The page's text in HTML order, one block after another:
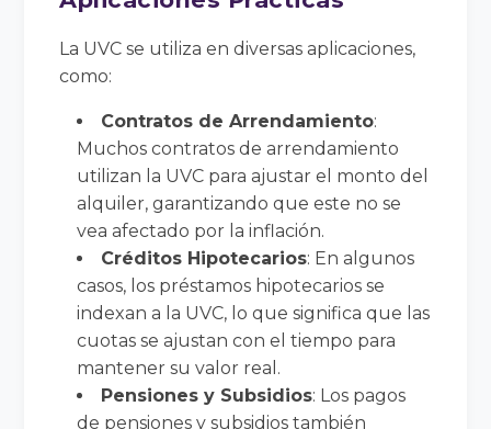
La UVC se utiliza en diversas aplicaciones,
como:
Contratos de Arrendamiento:
Muchos contratos de arrendamiento
utilizan la UVC para ajustar el monto del
alquiler, garantizando que este no se
vea afectado por la inflación.
Créditos Hipotecarios: En algunos
casos, los préstamos hipotecarios se
indexan a la UVC, lo que significa que las
cuotas se ajustan con el tiempo para
mantener su valor real.
Pensiones y Subsidios: Los pagos
de pensiones y subsidios también